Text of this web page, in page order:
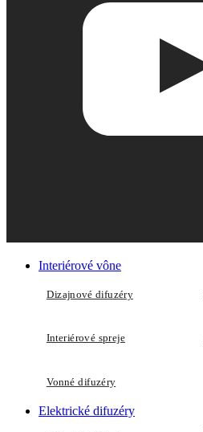
Interiérové vône
Dizajnové difuzéry
Interiérové spreje
Vonné difuzéry
Elektrické difuzéry